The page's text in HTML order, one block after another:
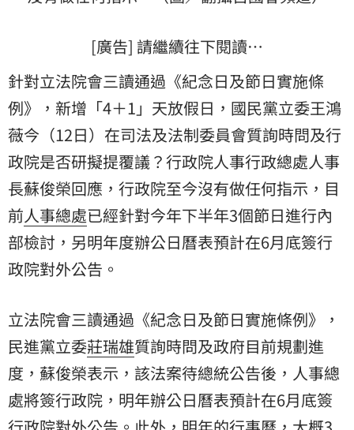
[廣告] 請繼續往下閱讀…
針對立法院會三讀通過《紀念日及節日實施條
例》，新增「4＋1」天放假日，國民黨立委王鴻
薇今（12日）在司法及法制委員會質詢時問及行
政院是否研擬提覆議？行政院人事行政總處人事
長蘇俊榮回應，行政院至今沒有做任何指示，目
前人事總處已經針對今年下半年3個節日進行內
部檢討，另明年度辦公日曆表預計在6月底簽行
政院對外公告。
立法院會三讀通過《紀念日及節日實施條例》，
民進黨立委莊瑞雄質詢時問及政府目前規劃進
度，蘇俊榮表示，該法案待總統公告後，人事總
處將簽行政院，明年辦公日曆表預計在6月底簽